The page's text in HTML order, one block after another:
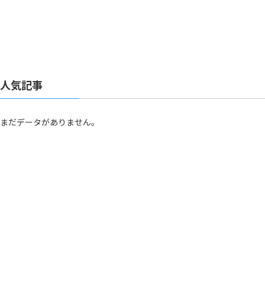
人気記事
まだデータがありません。